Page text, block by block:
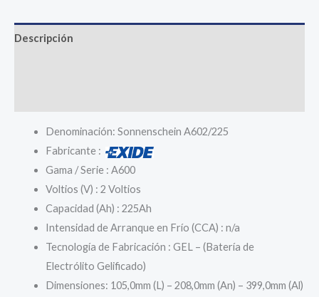
Descripción
Denominación: Sonnenschein A602/225
Fabricante :
Gama / Serie : A600
Voltios (V) : 2 Voltios
Capacidad (Ah) : 225Ah
Intensidad de Arranque en Frío (CCA) : n/a
Tecnología de Fabricación : GEL – (Batería de
Electrólito Gelificado)
Dimensiones: 105,0mm (L) – 208,0mm (An) – 399,0mm (Al)